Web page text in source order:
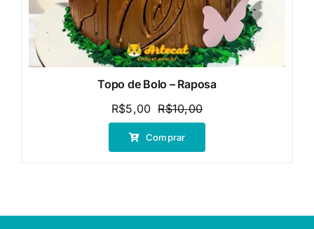
Topo de Bolo – Raposa
R$10,00O
preço
era:
R$5,00
O
preço
é:
Comprar